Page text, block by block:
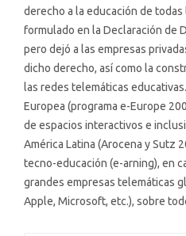
derecho a la educación de
formulado en la Declaración de
pero dejó a las empresas
dicho derecho, así como la
las redes telemáticas
Europea (programa e-Europe
de espacios interactivos e
América Latina (Arocena y Sutz
tecno-educación (e-arning), en
grandes empresas telemáticas
Apple, Microsoft, etc.), sobre